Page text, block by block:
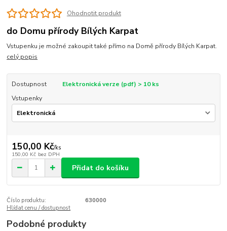
Ohodnotit produkt
do Domu přírody Bílých Karpat
Vstupenku je možné zakoupit také přímo na Domě přírody Bílých Karpat.
celý popis
Dostupnost
Elektronická verze (pdf) > 10 ks
Vstupenky
150,00 Kč/ks
150,00 Kč bez DPH
Přidat do košíku
Číslo produktu:
630000
Hlídat cenu / dostupnost
Podobné produkty